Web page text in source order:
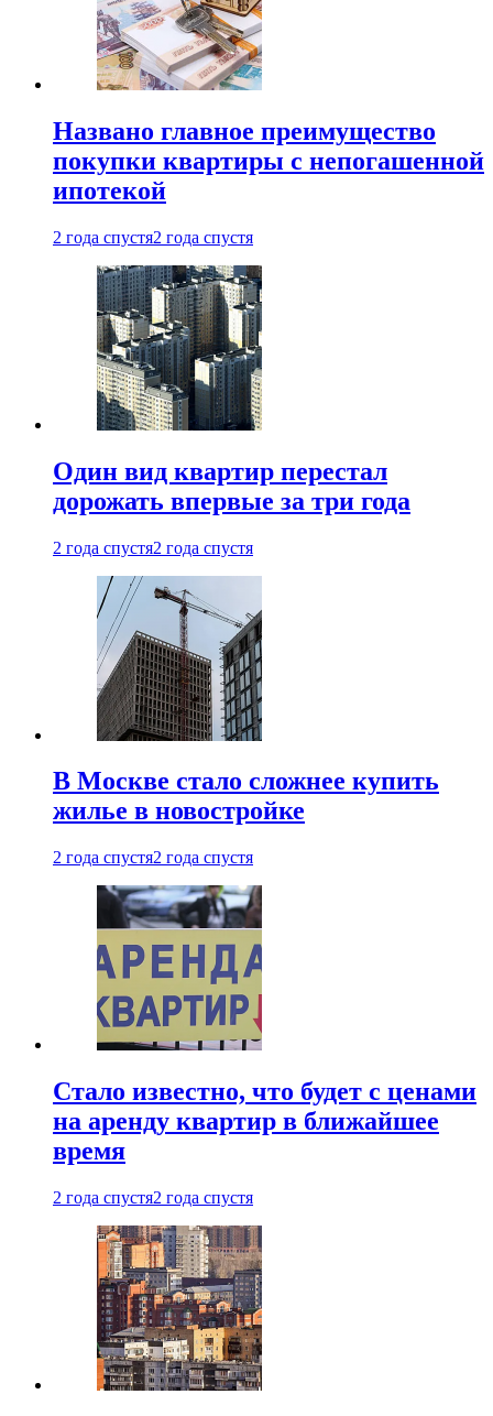
Названо главное преимущество
покупки квартиры с непогашенной
ипотекой
2 года спустя2 года спустя
Один вид квартир перестал
дорожать впервые за три года
2 года спустя2 года спустя
В Москве стало сложнее купить
жилье в новостройке
2 года спустя2 года спустя
Стало известно, что будет с ценами
на аренду квартир в ближайшее
время
2 года спустя2 года спустя